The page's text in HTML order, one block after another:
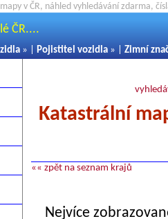
v ČR, náhled vyhledávání zdarma,
ČR....
» | Pojistitel vozidla » | Zimní
Katastrální
«« zpět na seznam krajů
Nejvíce